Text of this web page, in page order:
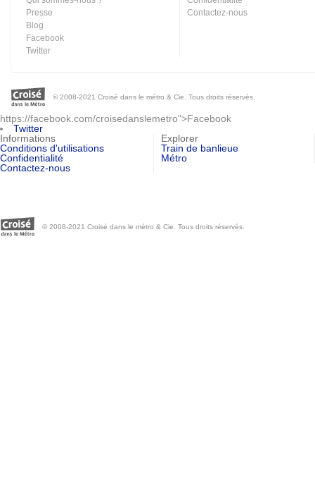
Presse
Blog
Facebook
Twitter
Contactez-nous
© 2008-2021 Croisé dans le métro & Cie. Tous droits réservés.
https://facebook.com/croisedanslemetro">Facebook
Twitter
Informations
Conditions d'utilisations
Confidentialité
Contactez-nous
Explorer
Train de banlieue
Métro
© 2008-2021 Croisé dans le métro & Cie. Tous droits réservés.